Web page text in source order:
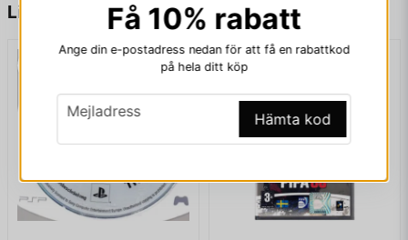
Liknande produkterFå 10% rabatt
Ange din e-postadress nedan för att få en rabattkod
på hela ditt köp
email
Mejladress Hämta kod